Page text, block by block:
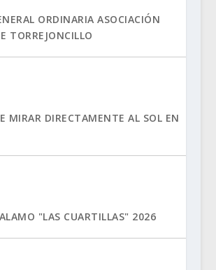
ORDINARIA ASOCIACIÓN
TORREJONCILLO
MIRAR DIRECTAMENTE AL SOL EN
"LAS CUARTILLAS" 2026